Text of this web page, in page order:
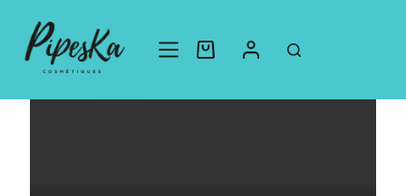
✨ ¡Prueba la porosidad de tu cabello en 3 segundos!